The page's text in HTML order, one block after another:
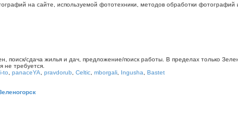
на сайте, используемой фототехники, методов обработки фотографий
поиск/сдача жилья и дач, предложение/поиск работы. В пределах только
не требуется.
to panaceYA pravdorub Celtic mborgali Ingusha
Bastet